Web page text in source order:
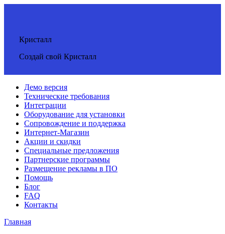
Кристалл
Создай свой Кристалл
Демо версия
Технические требования
Интеграции
Оборудование для установки
Сопровождение и поддержка
Интернет-Магазин
Акции и скидки
Специальные предложения
Партнерские программы
Размещение рекламы в ПО
Помощь
Блог
FAQ
Контакты
Главная